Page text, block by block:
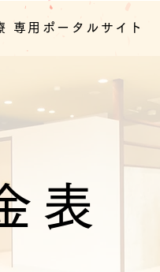
専用ポー タルサイト
表